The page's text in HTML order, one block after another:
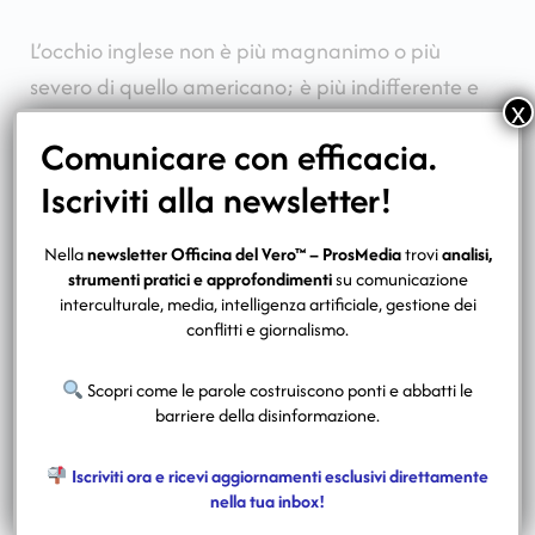
L’occhio inglese non è più magnanimo o più
severo di quello americano; è più indifferente e
istituzionale.
In America, il razzismo è un’esperienza
In Inghilterra, si trasforma in una cortese e
gelida ostilità burocratica. È una forma di
esclusione diversa da quella americana: meno
esplicita, più fredda, più amministrativa.
Il rifiuto non passa dalle parole urlate, ma dalla
distanza, dall’indifferenza, dalle procedure.
Comunicare con efficacia.
Iscriviti alla newsletter!
Nellanewsletter Officina del Vero™ – ProsMediatrovianalisi,
strumenti pratici e approfondimentisu comunicazione
interculturale, media, intelligenza artificiale, gestione dei
conflitti e giornalismo.
Scopri come le parole costruiscono ponti e abbatti le
barriere della disinformazione.
Iscriviti ora e ricevi aggiornamenti esclusivi direttamente
nella tua inbox!
x